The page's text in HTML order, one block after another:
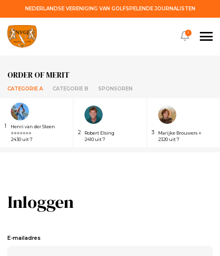
NEDERLANDSE VERENIGING VAN GOLFSPELENDE JOURNALISTEN
ORDER OF MERIT
CATEGORIE A CATEGORIE B SPONSOREN
1
Henri van der Steen
⭐⭐⭐⭐⭐⭐⭐
2430 uit 7
2
Robert Elsing
2410 uit 7
3
Marijke Brouwers ⭐
2320 uit 7
!
Inloggen
E-mailadres